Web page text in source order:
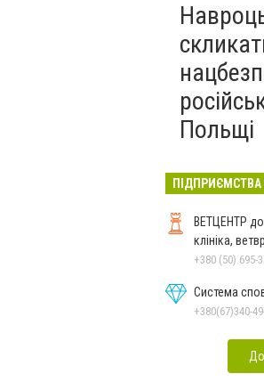
Польщі
ВЕТЦЕНТР
клініка,
стрижки.
Система
+380(67)340-